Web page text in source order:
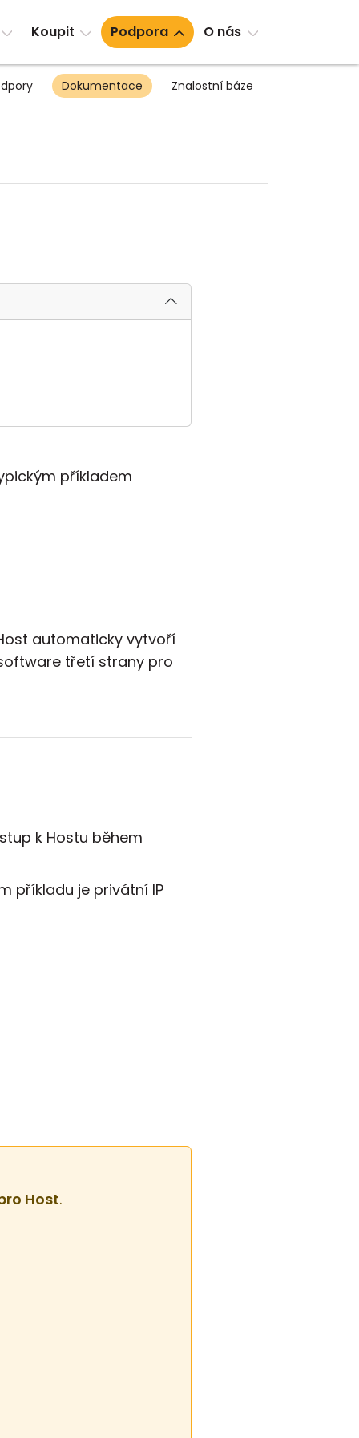
Koupit Podpora O nás
Dokumentace Znalostní báze
příkladem
automaticky vytvoří
třetí strany pro
k Hostu během
příkladu je privátní IP
Host.